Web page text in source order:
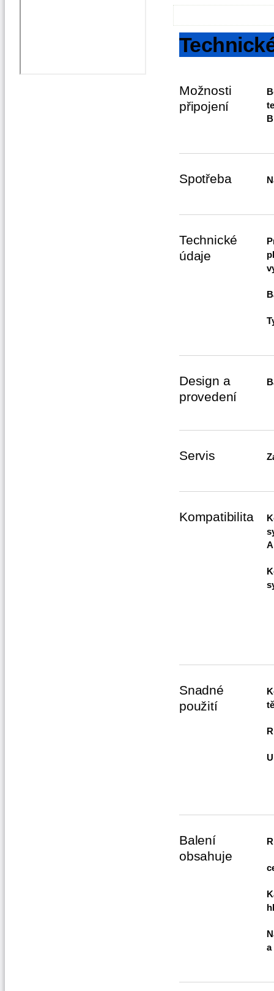
Možnosti
připojení
Spotřeba
Technické
údaje
Design a
provedení
Servis
Kompatibilita
Snadné
použití
Balení
obsahuje
a